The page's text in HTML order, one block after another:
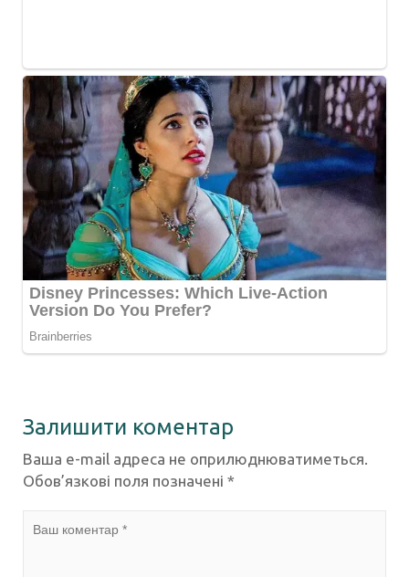
Залишити коментар
Ваша e-mail адреса не оприлюднюватиметься.
Обов’язкові поля позначені *